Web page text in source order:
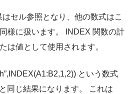
はセル参照となり、他の数式はこ
様に扱います。 INDEX 関数の計
は値として使用されます。
という数式
同じ結果になります。 これは